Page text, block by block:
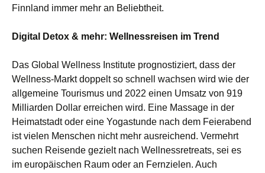
Finnland immer mehr an Beliebtheit.
Digital Detox & mehr: Wellnessreisen im Trend
Das Global Wellness Institute prognostiziert, dass der
Wellness-Markt doppelt so schnell wachsen wird wie der
allgemeine Tourismus und 2022 einen Umsatz von 919
Milliarden Dollar erreichen wird. Eine Massage in der
Heimatstadt oder eine Yogastunde nach dem Feierabend
ist vielen Menschen nicht mehr ausreichend. Vermehrt
suchen Reisende gezielt nach Wellnessretreats, sei es
im europäischen Raum oder an Fernzielen. Auch